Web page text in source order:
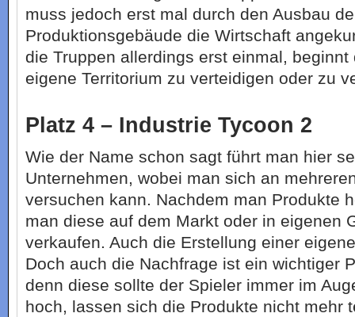
muss jedoch erst mal durch den Ausbau
Produktionsgebäude die Wirtschaft
die Truppen allerdings erst einmal, beginnt
eigene Territorium zu verteidigen oder zu
Platz 4 – Industrie Tycoon 2
Wie der Name schon sagt führt man hier
Unternehmen, wobei man sich an
versuchen kann. Nachdem man Produkte
man diese auf dem Markt oder in eigenen
verkaufen. Auch die Erstellung einer
Doch auch die Nachfrage ist ein wichtiger
denn diese sollte der Spieler immer im
hoch, lassen sich die Produkte nicht mehr